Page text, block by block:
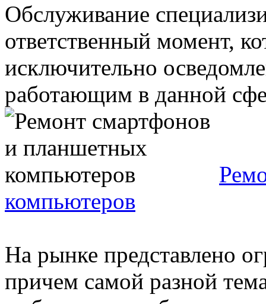
Обслуживание
ответственный момент,
исключительно
работающим в данной
компьютеров
На рынке представлено
причем самой разной